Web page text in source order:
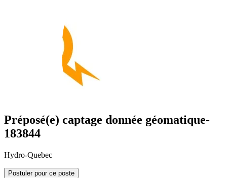
Préposé(e) captage donnée géomatique-
183844
Hydro-Quebec
Postuler pour ce poste